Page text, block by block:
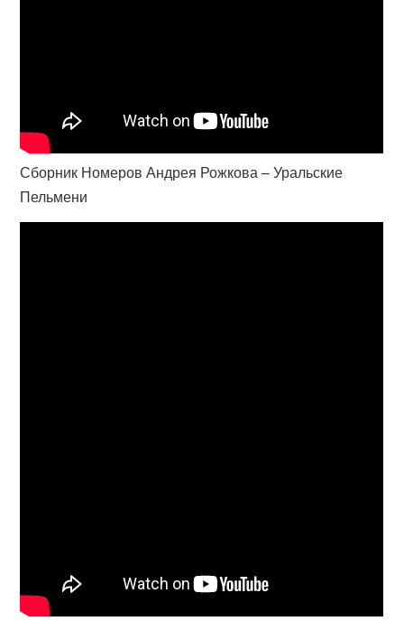
Сборник Номеров Андрея Рожкова – Уральские
Пельмени